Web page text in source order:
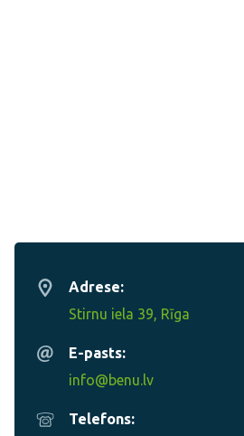
Adrese:
Stirnu iela 39, Rīga
E-pasts:
info@benu.lv
Telefons: